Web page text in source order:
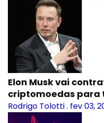
Elon Musk vai
criptomoedas para
Rodrigo Tolotti. fev 03,